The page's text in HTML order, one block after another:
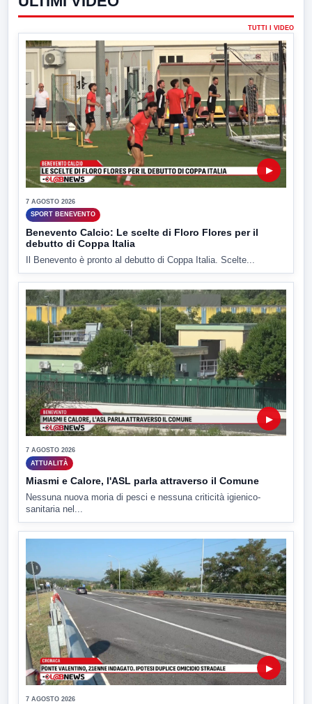
TUTTI I VIDEO
▶
7 AGOSTO 2026
SPORT BENEVENTO
Benevento Calcio: Le scelte di Floro Flores per il
debutto di Coppa Italia
Il Benevento è pronto al debutto di Coppa Italia. Scelte...
▶
7 AGOSTO 2026
ATTUALITÀ
Miasmi e Calore, l'ASL parla attraverso il Comune
Nessuna nuova moria di pesci e nessuna criticità igienico-
sanitaria nel...
▶
7 AGOSTO 2026